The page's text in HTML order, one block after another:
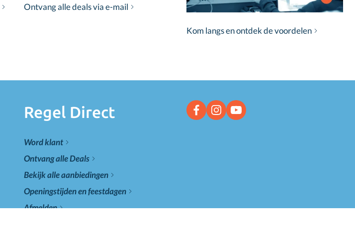
Ontvang alle deals via e-mail
Kom langs en ontdek de voordelen
Regel Direct
Word klant
Ontvang alle Deals
Bekijk alle aanbiedingen
Openingstijden en feestdagen
Afmelden